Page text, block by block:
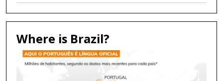
Where is Brazil?